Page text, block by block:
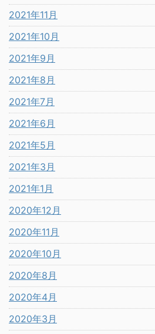
2021年11月
2021年10月
2021年9月
2021年8月
2021年7月
2021年6月
2021年5月
2021年3月
2021年1月
2020年12月
2020年11月
2020年10月
2020年8月
2020年4月
2020年3月